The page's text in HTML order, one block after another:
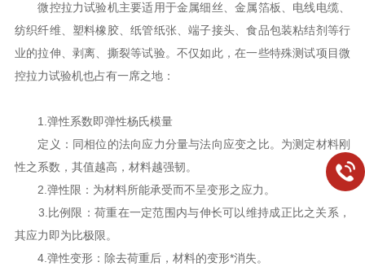
微控拉力试验机主要适用于金属细丝、金属箔板、电线电缆、
纺织纤维、塑料橡胶、纸管纸张、端子接头、食品包装粘结剂等行
业的拉伸、剥离、撕裂等试验。不仅如此，在一些特殊测试项目微
控拉力试验机也占有一席之地：
1.弹性系数即弹性杨氏模量
定义：同相位的法向应力分量与法向应变之比。为测定材料刚
性之系数，其值越高，材料越强韧。
2.弹性限：为材料所能承受而不呈变形之应力。
3.比例限：荷重在一定范围内与伸长可以维持成正比之关系，
其应力即为比极限。
4.弹性变形：除去荷重后，材料的变形*消失。